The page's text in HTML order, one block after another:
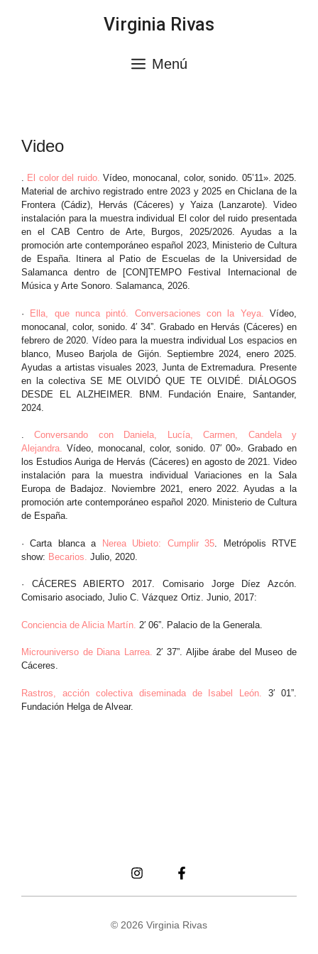
Virginia Rivas
Menú
Video
. El color del ruido. Vídeo, monocanal, color, sonido. 05’11». 2025.
Material de archivo registrado entre 2023 y 2025 en Chiclana de la
Frontera (Cádiz), Hervás (Cáceres) y Yaiza (Lanzarote). Video
instalación para la muestra individual El color del ruido presentada
en el CAB Centro de Arte, Burgos, 2025/2026. Ayudas a la
promoción arte contemporáneo español 2023, Ministerio de Cultura
de España. Itinera al Patio de Escuelas de la Universidad de
Salamanca dentro de [CON]TEMPO Festival Internacional de
Música y Arte Sonoro. Salamanca, 2026.
· Ella, que nunca pintó. Conversaciones con la Yeya.
Vídeo,
monocanal, color, sonido. 4′ 34”. Grabado en Hervás (Cáceres) en
febrero de 2020. Vídeo para la muestra individual Los espacios en
blanco, Museo Barjola de Gijón. Septiembre 2024, enero 2025.
Ayudas a artistas visuales 2023, Junta de Extremadura. Presente
en la colectiva SE ME OLVIDÓ QUE TE OLVIDÉ. DIÁLOGOS
DESDE EL ALZHEIMER. BNM. Fundación Enaire, Santander,
2024.
.Conversando con Daniela, Lucía, Carmen, Candela y
Alejandra. Vídeo, monocanal, color, sonido. 07′ 00». Grabado en
los Estudios Auriga de Hervás (Cáceres) en agosto de 2021. Video
instalación para la muestra individual Variaciones en la Sala
Europa de Badajoz. Noviembre 2021, enero 2022. Ayudas a la
promoción arte contemporáneo español 2020. Ministerio de Cultura
de España.
· Carta blanca a Nerea Ubieto: Cumplir 35 . Metrópolis RTVE
show: Becarios. Julio, 2020.
· CÁCERES ABIERTO 2017. Comisario Jorge Díez Azcón.
Comisario asociado, Julio C. Vázquez Ortiz. Junio, 2017:
Conciencia de Alicia Martín. 2′ 06”. Palacio de la Generala.
Microuniverso de Diana Larrea. 2′ 37”. Aljibe árabe del Museo de
Cáceres.
Rastros, acción colectiva diseminada de Isabel León.
3′ 01”.
Fundación Helga de Alvear.
© 2026 Virginia Rivas